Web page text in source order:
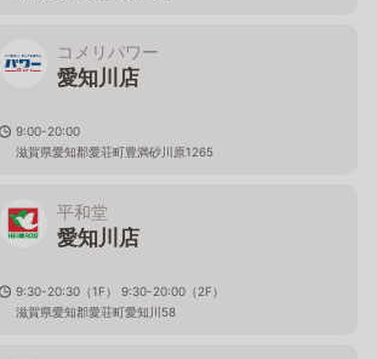
コメリパワー
愛知川店
9:00-20:00
滋賀県愛知郡愛荘町豊満砂川原1265
平和堂
愛知川店
9:30-20:30（1F） 9:30-20:00（2F）
滋賀県愛知郡愛荘町愛知川58